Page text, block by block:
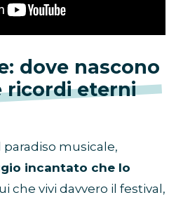
dove nascono
ricordi eterni
musicale,
incantato che lo
che vivi davvero il festival,